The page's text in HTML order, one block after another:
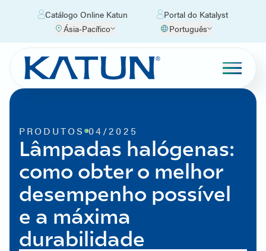
Catálogo Online Katun
Portal do Katalyst
Ásia-Pacífico
Português
PRODUTOS 04/2025
Lâmpadas halógenas:
como obter o melhor
desempenho possível
e a máxima
durabilidade